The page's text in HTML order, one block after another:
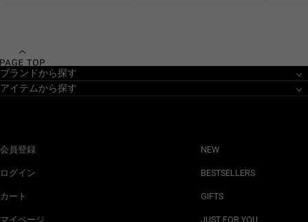
ブランドから探す
アイテムから探す
会員登録
ログイン
カート
マイページ
NEW
BESTSELLERS
GIFTS
JUST FOR YOU